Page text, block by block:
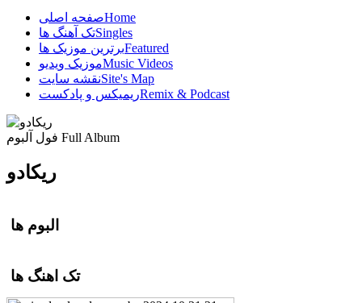
صفحه اصلیHome
تک آهنگ هاSingles
برترین موزیک هاFeatured
موزیک ویدیوMusic Videos
نقشه سایتSite's Map
ریمیکس و پادکستRemix & Podcast
Full Album
ریکادو
البوم ها
تک اهنگ ها